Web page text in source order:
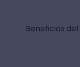
Beneficios del